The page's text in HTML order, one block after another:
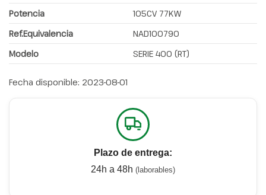
Potencia
105CV 77KW
Ref.Equivalencia
NAD100790
Modelo
SERIE 400 (RT)
Fecha disponible: 2023-08-01
Plazo de entrega:
24h a 48h (laborables)